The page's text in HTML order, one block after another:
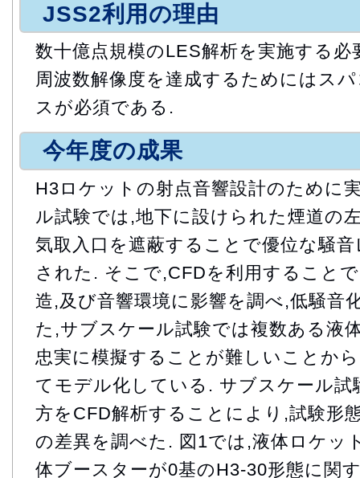
JSS2利用の理由
数十億点規模のLES解析を実施する
周波数解像度を達成するためにはス
スが必須である.
今年度の成果
H3ロケットの射点音響設計のために
ル試験では,地下に設けられた煙道の
気取入口を遮蔽することで優位な騒
された. そこで,CFDを利用すること
造,及び音響環境に影響を調べ,低騒音
た,サブスケール試験では複数ある液
忠実に模擬することが難しいことか
てモデル化している. サブスケール試
方をCFD解析することにより,試験形
の差異を調べた. 図1では,液体ロケッ
体ブースターが0基のH3-30形態に関